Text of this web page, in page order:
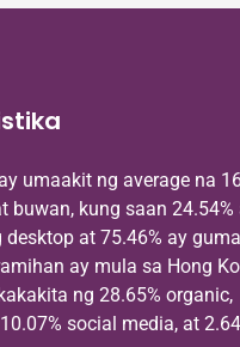
umaakit ng average na
buwan, kung saan 24.54%
at 75.46% ay
ay mula sa Hong
ng 28.65% organic,
social media, at